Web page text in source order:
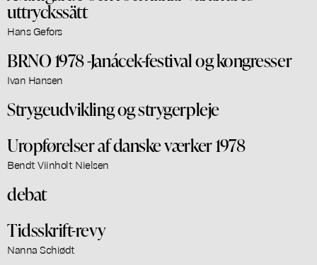
uttryckssätt
Hans Gefors
BRNO 1978 -Janácek-festival og kongresser
Ivan Hansen
Strygeudvikling og strygerpleje
Uropførelser af danske værker 1978
Bendt Viinholt Nielsen
debat
Tidsskrift-revy
Nanna Schiødt